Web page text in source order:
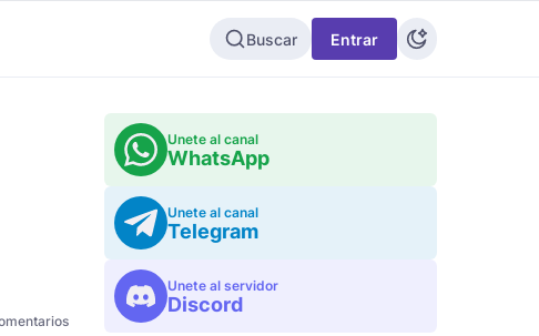
Buscar Entrar
Unete al canal
WhatsApp
Unete al canal
Telegram
Unete al servidor
Discord